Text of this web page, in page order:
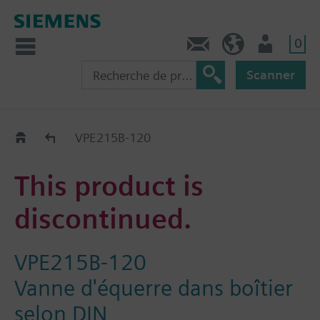
0
Scanner
Old2NewVPE215B-120
This product is
discontinued.
VPE215B-120
Vanne d'équerre dans boîtier
selon DIN